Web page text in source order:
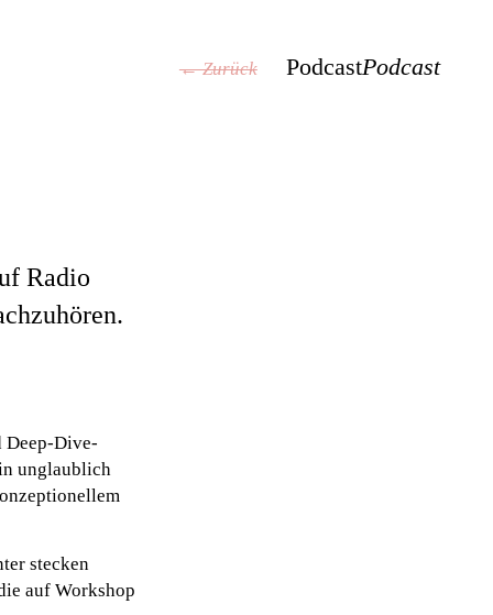
← Zurück PodcastPodcast
Radio
Deep-Dive-
unglaublich
stecken
auf Workshop